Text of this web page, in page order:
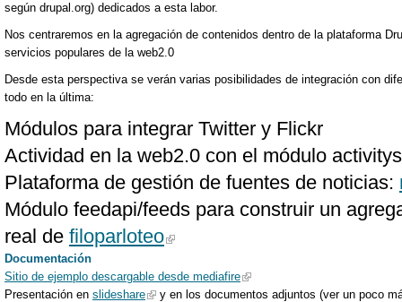
según drupal.org) dedicados a esta labor.
Nos centraremos en la agregación de contenidos dentro de la plataforma
servicios populares de la web2.0
Desde esta perspectiva se verán varias posibilidades de integración con
todo en la última:
Módulos para integrar Twitter y Flickr
Actividad en la web2.0 con el módulo
Plataforma de gestión de fuentes de noticias:
Módulo feedapi/feeds para construir un
real de filoparloteo
Documentación
Sitio de ejemplo descargable desde mediafire
Presentación en slideshare
y en los documentos adjuntos (ver un poco